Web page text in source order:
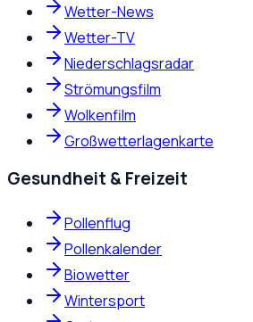
Wetter-News
Wetter-TV
Niederschlagsradar
Strömungsfilm
Wolkenfilm
Großwetterlagenkarte
Gesundheit & Freizeit
Pollenflug
Pollenkalender
Biowetter
Wintersport